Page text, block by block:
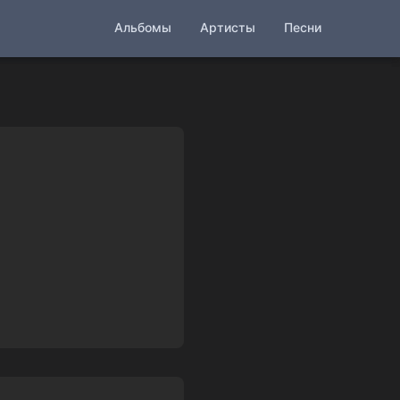
Альбомы Артисты Песни